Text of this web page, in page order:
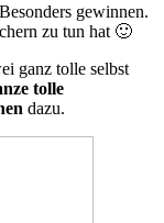
gewinnen.
zu tun hat 🙂
ganz tolle selbst
tolle
dazu.